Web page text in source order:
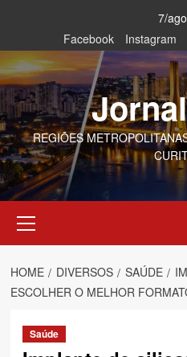
content
7/
Facebook
Instagram
REGIÕES
Menu
HOME DIVERSOS SAÚDE
ESCOLHER O MELHOR
Saúde